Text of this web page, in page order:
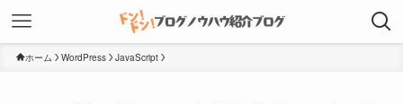
ホーム WordPress JavaScript